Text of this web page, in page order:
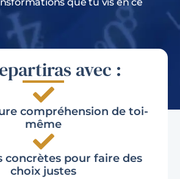
avec :
compréhension de toi-
même
concrètes pour faire des
choix justes